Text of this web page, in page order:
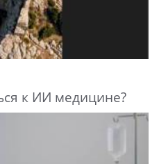
к ИИ медицине?